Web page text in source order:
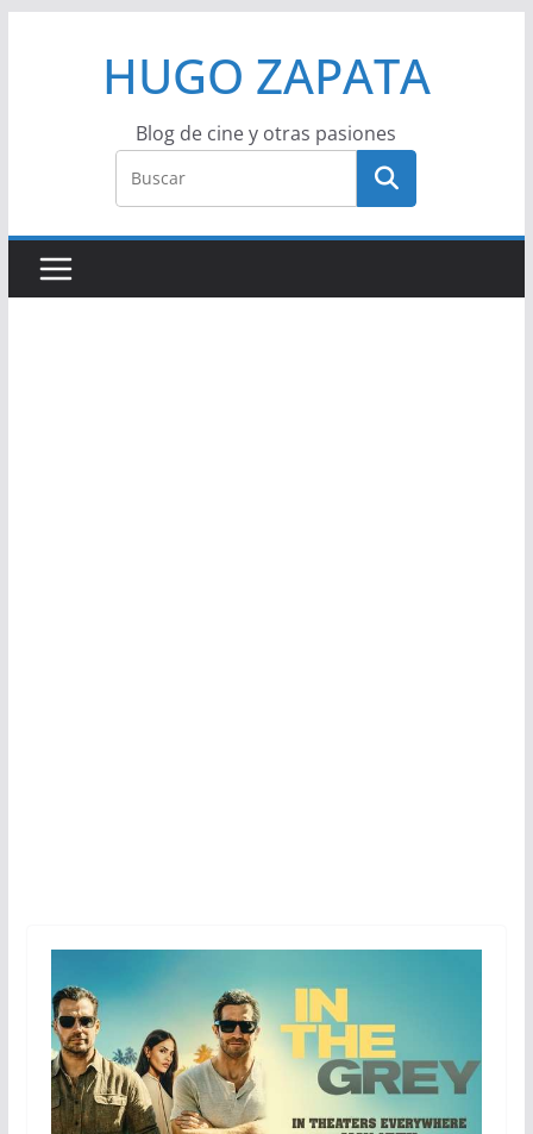
HUGO ZAPATA
Blog de cine y otras pasiones